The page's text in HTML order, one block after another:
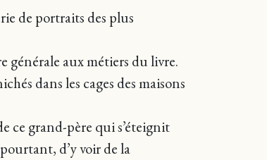
de portraits des plus
générale aux métiers du livre.
dans les cages des maisons
ce grand-père qui s’éteignit
d’y voir de la